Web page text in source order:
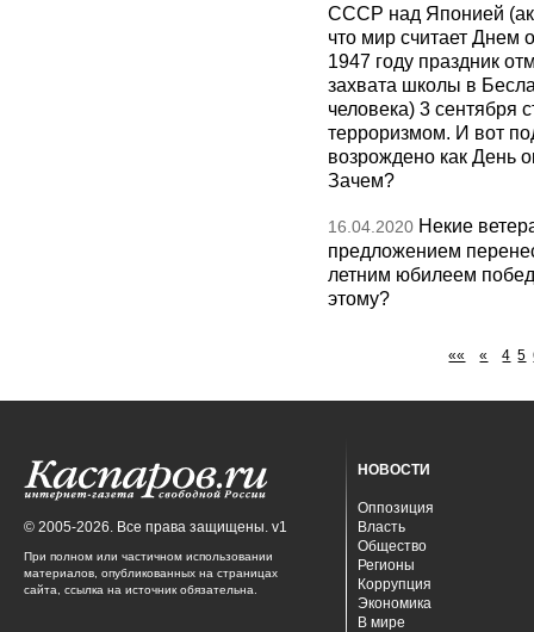
СССР над Японией
что мир считает Днем
1947 году праздник
захвата школы в
человека) 3 сентября
терроризмом. И вот
возрождено как День
Зачем?
16.04.2020 Некие
предложением
летним юбилеем
этому?
«« « 4 5
© 2005-2026. Все права защищены. v1
При полном или частичном использовании
материалов, опубликованных на страницах
сайта, ссылка на источник обязательна.
НОВОСТИ
Оппозиция
Власть
Общество
Регионы
Коррупция
Экономика
В мире